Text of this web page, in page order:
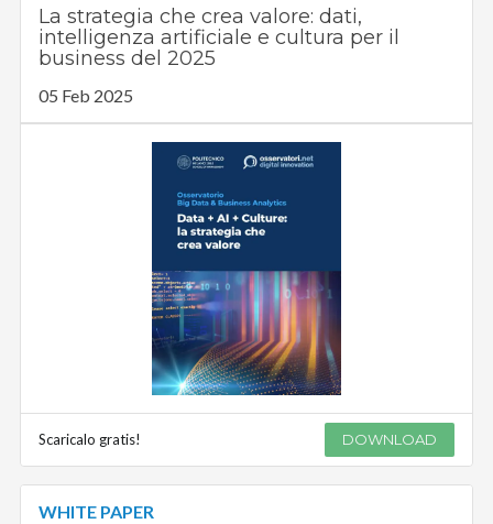
La strategia che crea valore: dati,
intelligenza artificiale e cultura per il
business del 2025
05 Feb 2025
Scaricalo gratis! DOWNLOAD
WHITE PAPER